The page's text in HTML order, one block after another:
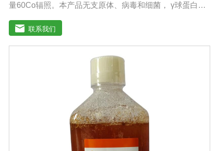
量60Co辐照。本产品无支原体、病毒和细菌， γ球蛋白含
促进细胞增殖作用。适用于多种细胞株的培养、扩增及单
克隆抗体的制备和疫苗的研制及生产。质量标准：符合
《中华人民共和国药典》2020版、《中华人民共和国兽药
典》2020版质量标准。规格：500ml/瓶、1000ml/瓶保
存：-15℃―-20℃有效期：5年注意事项：1、解冻：采用
逐步解冻法（ -20℃→2-8℃→ 室温），可减少沉淀的产生
使血清质量不会受到影响。
联系我们